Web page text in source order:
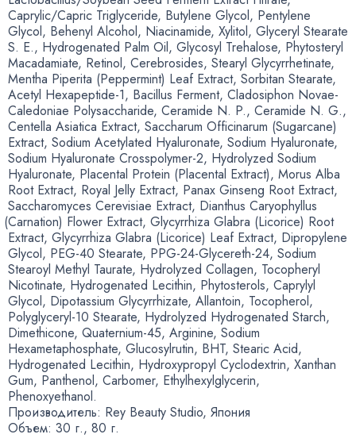
Caprylic/Capric Triglyceride, Butylene Glycol, Pentylene
Glycol, Behenyl Alcohol, Niacinamide, Xylitol, Glyceryl Stearate
S. E., Hydrogenated Palm Oil, Glycosyl Trehalose, Phytosteryl
Macadamiate, Retinol, Cerebrosides, Stearyl Glycyrrhetinate,
Mentha Piperita (Peppermint) Leaf Extract, Sorbitan Stearate,
Acetyl Hexapeptide-1, Bacillus Ferment, Cladosiphon Novae-
Caledoniae Polysaccharide, Ceramide N. P., Ceramide N. G.,
Centella Asiatica Extract, Saccharum Officinarum (Sugarcane)
Extract, Sodium Acetylated Hyaluronate, Sodium Hyaluronate,
Sodium Hyaluronate Crosspolymer-2, Hydrolyzed Sodium
Hyaluronate, Placental Protein (Placental Extract), Morus Alba
Root Extract, Royal Jelly Extract, Panax Ginseng Root Extract,
Saccharomyces Cerevisiae Extract, Dianthus Caryophyllus
(Carnation) Flower Extract, Glycyrrhiza Glabra (Licorice) Root
Extract, Glycyrrhiza Glabra (Licorice) Leaf Extract, Dipropylene
Glycol, PEG-40 Stearate, PPG-24-Glycereth-24, Sodium
Stearoyl Methyl Taurate, Hydrolyzed Collagen, Tocopheryl
Nicotinate, Hydrogenated Lecithin, Phytosterols, Caprylyl
Glycol, Dipotassium Glycyrrhizate, Allantoin, Tocopherol,
Polyglyceryl-10 Stearate, Hydrolyzed Hydrogenated Starch,
Dimethicone, Quaternium-45, Arginine, Sodium
Hexametaphosphate, Glucosylrutin, BHT, Stearic Acid,
Hydrogenated Lecithin, Hydroxypropyl Cyclodextrin, Xanthan
Gum, Panthenol, Carbomer, Ethylhexylglycerin,
Phenoxyethanol.
Производитель: Rey Beauty Studio, Япония
Объем: 30 г., 80 г.